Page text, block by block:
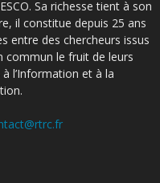
Sa richesse tient à son
il constitue depuis 25 ans
entre des chercheurs issus
commun le fruit de leurs
l’Information et à la